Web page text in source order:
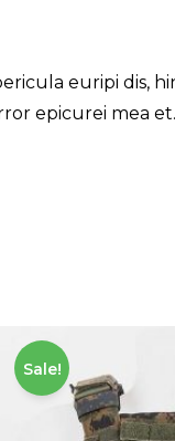
euripi dis,
epicurei mea et.
Sale!